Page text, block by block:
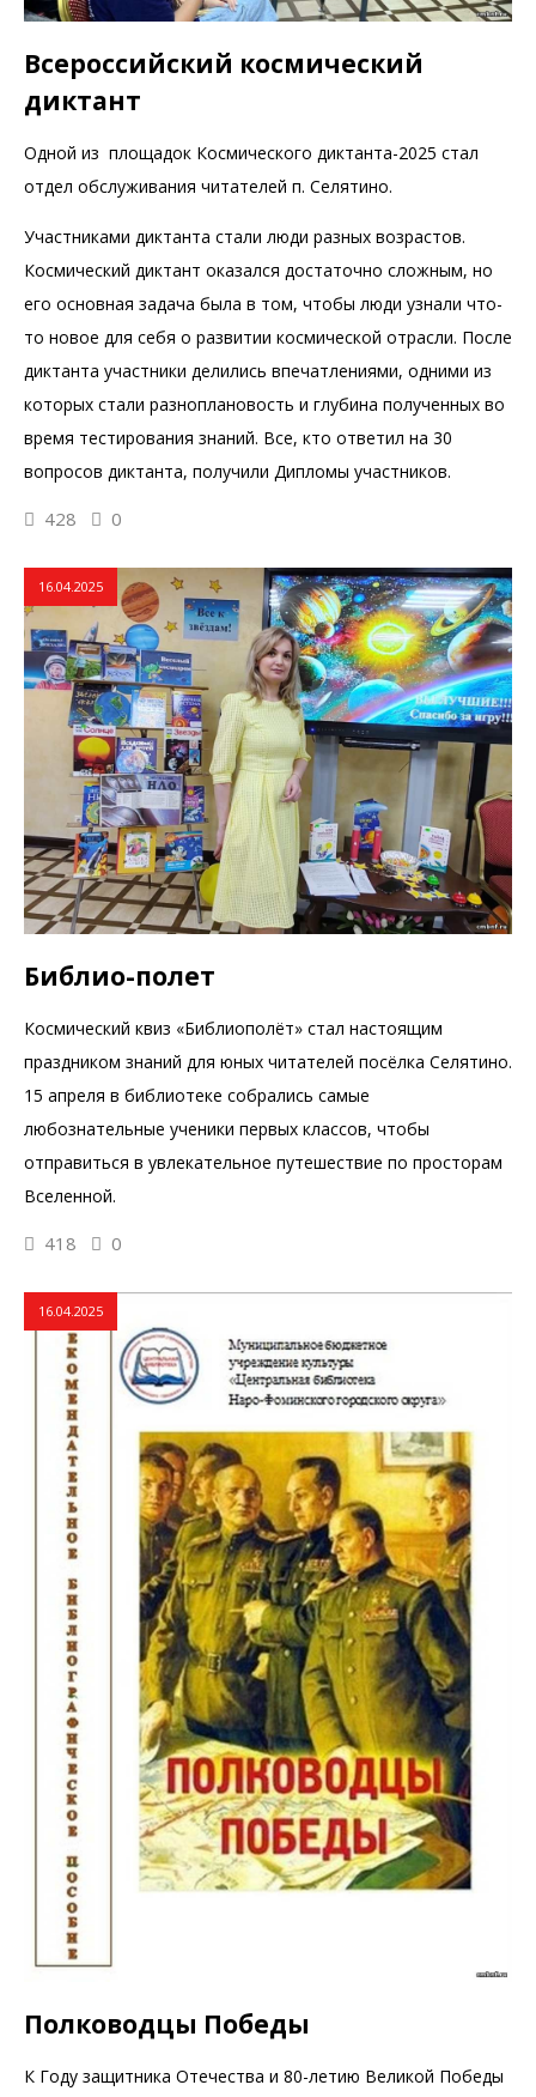
Всероссийский космический
диктант
Одной из площадок Космического диктанта-2025 стал
отдел обслуживания читателей п. Селятино.
Участниками диктанта стали люди разных возрастов.
Космический диктант оказался достаточно сложным, но
его основная задача была в том, чтобы люди узнали что-
то новое для себя о развитии космической отрасли. После
диктанта участники делились впечатлениями, одними из
которых стали разноплановость и глубина полученных во
время тестирования знаний. Все, кто ответил на 30
вопросов диктанта, получили Дипломы участников.
428 0
16.04.2025
Библио-полет
Космический квиз «Библиополёт» стал настоящим
праздником знаний для юных читателей посёлка Селятино.
15 апреля в библиотеке собрались самые
любознательные ученики первых классов, чтобы
отправиться в увлекательное путешествие по просторам
Вселенной.
418 0
16.04.2025
Полководцы Победы
К Году защитника Отечества и 80-летию Великой Победы